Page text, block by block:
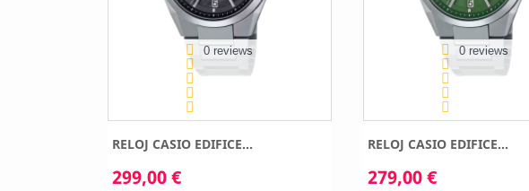
0 reviews
RELOJ CASIO EDIFICE...
299,00 €
0 reviews
RELOJ CASIO EDIFICE...
279,00 €